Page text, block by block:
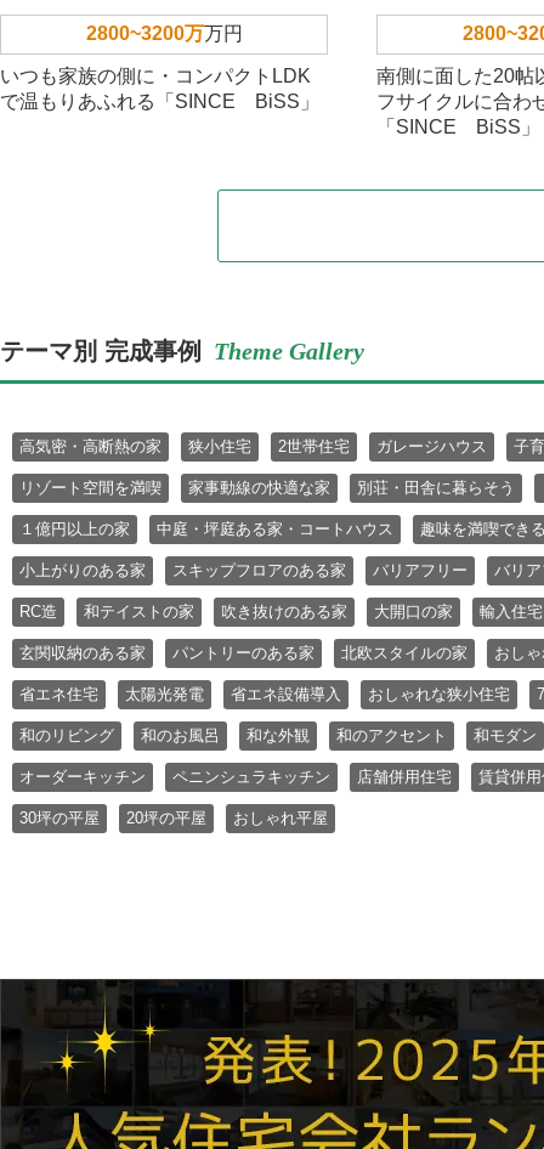
2800~3200万万円
いつも家族の側に・コンパクトLDK
で温もりあふれる「SINCE BiSS」
南側に面した20帖
フサイクルに合わ
「SINCE BiSS」
テーマ別 完成事例 Theme Gallery
高気密・高断熱の家 狭小住宅 2世帯住宅 ガレージハウス 子
リゾート空間を満喫 家事動線の快適な家 別荘・田舎に暮らそう
１億円以上の家 中庭・坪庭ある家・コートハウス 趣味を満喫でき
小上がりのある家 スキップフロアのある家 バリアフリー バリ
RC造 和テイストの家 吹き抜けのある家 大開口の家 輸入住宅
玄関収納のある家 パントリーのある家 北欧スタイルの家 おし
省エネ住宅 太陽光発電 省エネ設備導入 おしゃれな狭小住宅
和のリビング 和のお風呂 和な外観 和のアクセント 和モダン
オーダーキッチン ペニンシュラキッチン 店舗併用住宅 賃貸併
30坪の平屋 20坪の平屋 おしゃれ平屋